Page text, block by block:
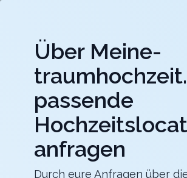
meine-traumhochzeit.ch
Hochzeitslocations
Berghotel Hahnenmoos
Heiraten mit unvergesslicher
Zurück zur Suche
Über Meine-
passende
anfragen
Durch eure Anfragen über